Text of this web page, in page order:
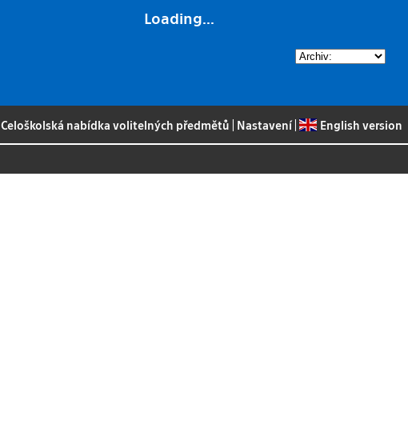
Loading...
|Celoškolská nabídka volitelných předmětů Nastavení| English version